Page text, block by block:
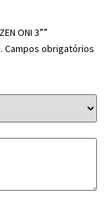
ONI 3””
Campos obrigatórios